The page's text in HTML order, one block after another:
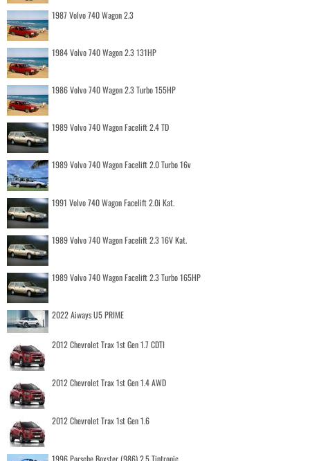
1987 Volvo 740 Wagon 2.3
1984 Volvo 740 Wagon 2.3 131HP
1986 Volvo 740 Wagon 2.3 Turbo 155HP
1989 Volvo 740 Wagon Facelift 2.4 TD
1989 Volvo 740 Wagon Facelift 2.0 Turbo 16v
1991 Volvo 740 Wagon Facelift 2.0i Kat.
1989 Volvo 740 Wagon Facelift 2.3 16V Kat.
1989 Volvo 740 Wagon Facelift 2.3 Turbo 165HP
2022 Aiways U5 PRIME
2012 Chevrolet Trax 1st Gen 1.7 CDTI
2012 Chevrolet Trax 1st Gen 1.4 AWD
2012 Chevrolet Trax 1st Gen 1.6
1996 Porsche Boxster (986) 2.5 Tiptronic